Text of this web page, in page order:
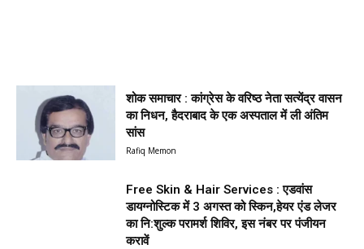
शोक समाचार : कांग्रेस के वरिष्ठ नेता सत्येंद्र वासन
का निधन, हैदराबाद के एक अस्पताल में ली अंतिम
सांस
Rafiq Memon
Free Skin & Hair Services : एडवांस
डायग्नोस्टिक में 3 अगस्त को स्किन,हेयर एंड लेजर
का नि:शुल्क परामर्श शिविर, इस नंबर पर पंजीयन
करावें